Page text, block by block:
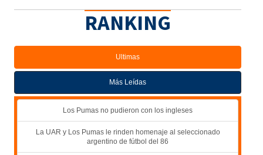
RANKING
Ultimas
Más Leídas
Los Pumas no pudieron con los ingleses
La UAR y Los Pumas le rinden homenaje al seleccionado
argentino de fútbol del 86